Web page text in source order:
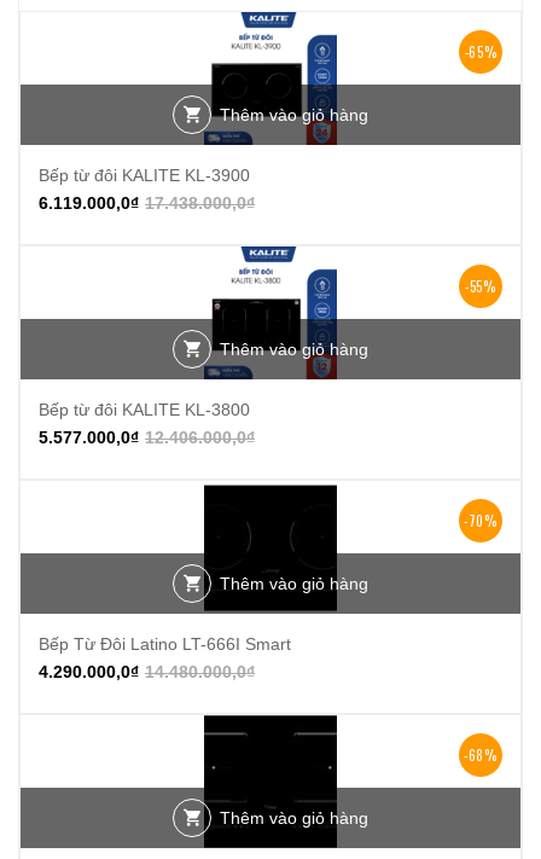
-65%
Thêm vào giỏ hàng
Bếp từ đôi KALITE KL-3900
17.438.000,0₫
6.119.000,0₫
-55%
Thêm vào giỏ hàng
Bếp từ đôi KALITE KL-3800
12.406.000,0₫
5.577.000,0₫
-70%
Thêm vào giỏ hàng
Bếp Từ Đôi Latino LT-666I Smart
14.480.000,0₫
4.290.000,0₫
-68%
Thêm vào giỏ hàng